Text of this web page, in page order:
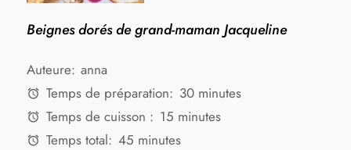
Beignes dorés de grand-maman Jacqueline
Auteure: anna
Temps de préparation: 30 minutes
Temps de cuisson : 15 minutes
Temps total: 45 minutes